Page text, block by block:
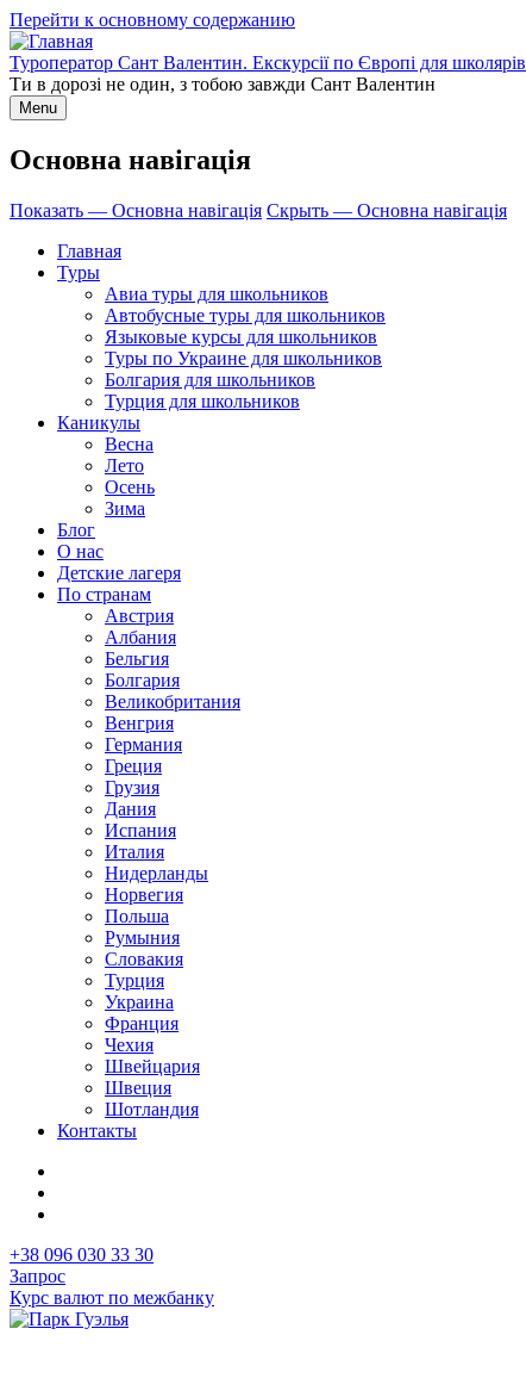
Перейти к основному содержанию
Туроператор Сант Валентин. Екскурсії по Європі для школярів
Ти в дорозі не один, з тобою завжди Сант Валентин
Menu
Основна навігація
Показать — Основна навігація Скрыть — Основна навігація
Главная
Туры
Авиа туры для школьников
Автобусные туры для школьников
Языковые курсы для школьников
Туры по Украине для школьников
Болгария для школьников
Турция для школьников
Каникулы
Весна
Лето
Осень
Зима
Блог
О нас
Детские лагеря
По странам
Австрия
Албания
Бельгия
Болгария
Великобритания
Венгрия
Германия
Греция
Грузия
Дания
Испания
Италия
Нидерланды
Норвегия
Польша
Румыния
Словакия
Турция
Украина
Франция
Чехия
Швейцария
Швеция
Шотландия
Контакты
+38 096 030 33 30
Запрос
Курс валют по межбанку